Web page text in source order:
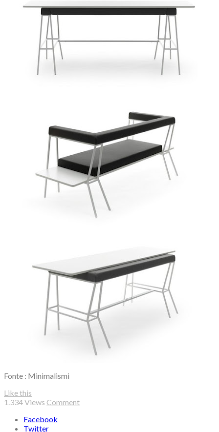
Fonte : Minimalismi
Like this
1.334Views Comment
Facebook
Twitter